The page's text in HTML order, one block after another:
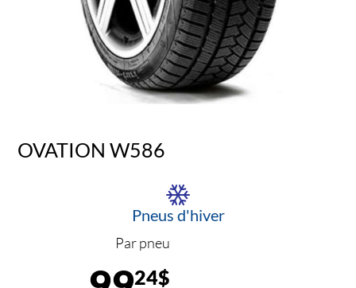
OVATION W586
Pneus d'hiver
Par pneu
24$